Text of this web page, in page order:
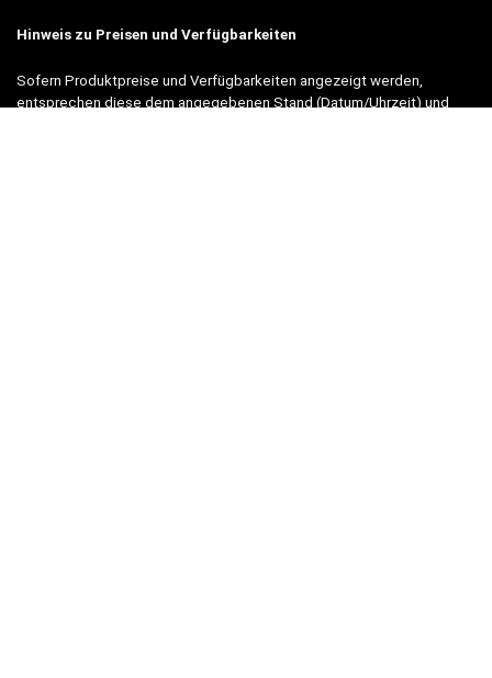
Hinweis zu Preisen und Verfügbarkeiten
Sofern Produktpreise und Verfügbarkeiten angezeigt werden,
entsprechen diese dem angegebenen Stand (Datum/Uhrzeit) und